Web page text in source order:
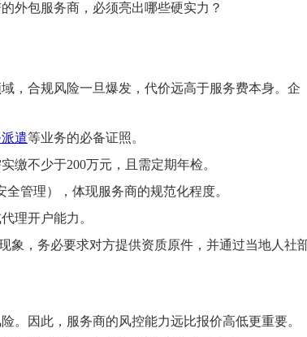
外包服务商，必须亮出哪些硬实力？
，合规风险一旦爆发，代价远高于服务费本身。企
遣等业务的必备证照。
缴不少于200万元，且需定期年检。
全管理），体现服务商的规范化程度。
理开户能力。
，务必要求对方提供资质原件，并通过当地人社
。因此，服务商的风控能力远比报价高低更重要。